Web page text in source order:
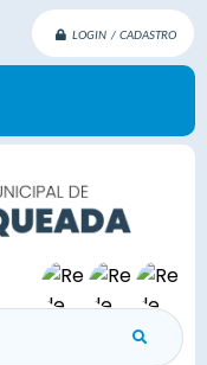
LOGIN / CADASTRO